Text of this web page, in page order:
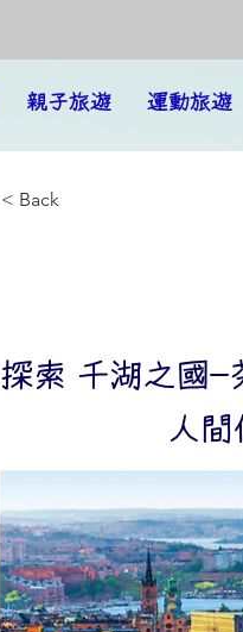
親子旅遊 運動旅遊
< Back
探索 千湖之國-
人